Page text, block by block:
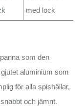
med lock
som den
aluminium som
för alla spishällar,
och jämnt.